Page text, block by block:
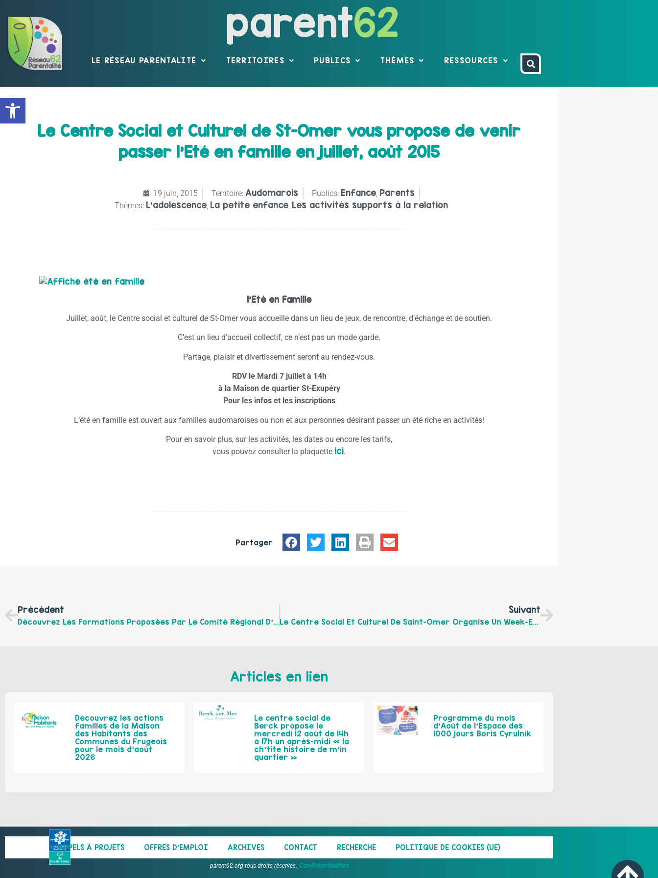
Ouvrir la barre d’outils
parent62
LE RÉSEAU PARENTALITÉ TERRITOIRES PUBLICS THÈMES RESSOURCES
Le Centre Social et Culturel de St-Omer vous propose de venir
passer l’Eté en famille en juillet, août 2015
19 juin, 2015 Territoire: Audomarois Publics: Enfance, Parents
Thèmes: L’adolescence, La petite enfance, Les activités supports à la relation
l’Eté en Famille
Juillet, août, le Centre social et culturel de St-Omer vous accueille dans un lieu de jeux, de rencontre, d’échange et de soutien.
C’est un lieu d’accueil collectif, ce n’est pas un mode garde.
Partage, plaisir et divertissement seront au rendez-vous.
RDV le Mardi 7 juillet à 14h
à la Maison de quartier St-Exupéry
Pour les infos et les inscriptions
L’été en famille est ouvert aux familles audomaroises ou non et aux personnes désirant passer un été riche en activités!
Pour en savoir plus, sur les activités, les dates ou encore les tarifs,
vous pouvez consulter la plaquette ici.
Partager
Précédent
Découvrez Les Formations Proposées Par Le Comité Régional D’Education Et De Promotion De La Santé Du Nord-Pas-De-Calais (COREPS)
Suivant
Le Centre Social Et Culturel De Saint-Omer Organise Un Week-End En Famille À Lisbourg Du 1 Au 2 Août
Articles en lien
Découvrez les actions
familles de la Maison
des Habitants des
Communes du Frugeois
pour le mois d’août
2026
Le centre social de
Berck propose le
mercredi 12 août de 14h
à 17h un après-midi « la
ch’tite histoire de m’in
quartier »
Programme du mois
d’Août de l’Espace des
1000 jours Boris Cyrulnik
APPELS À PROJETS OFFRES D’EMPLOI ARCHIVES CONTACT RECHERCHE POLITIQUE DE COOKIES (UE)
parent62.org tous droits réservés. Confidentialités